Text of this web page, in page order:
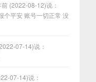
(2022-08-12)说：
个平安 账号一切正常 没
07-14)说：
07-14)说：